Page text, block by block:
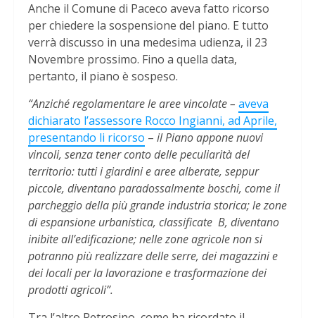
Anche il Comune di Paceco aveva fatto ricorso
per chiedere la sospensione del piano. E tutto
verrà discusso in una medesima udienza, il 23
Novembre prossimo. Fino a quella data,
pertanto, il piano è sospeso.
“Anziché regolamentare le aree vincolate – aveva
dichiarato l’assessore Rocco Ingianni, ad Aprile,
presentando li ricorso – il Piano appone nuovi
vincoli, senza tener conto delle peculiarità del
territorio: tutti i giardini e aree alberate, seppur
piccole, diventano paradossalmente boschi, come il
parcheggio della più grande industria storica; le zone
di espansione urbanistica, classificate B, diventano
inibite all’edificazione; nelle zone agricole non si
potranno più realizzare delle serre, dei magazzini e
dei locali per la lavorazione e trasformazione dei
prodotti agricoli”.